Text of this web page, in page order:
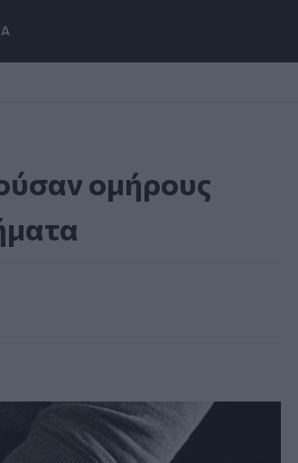
ομήρους